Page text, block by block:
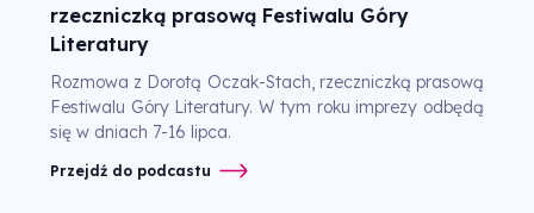
rzeczniczką prasową Festiwalu Góry
Literatury
Rozmowa z Dorotą Oczak-Stach, rzeczniczką prasową
Festiwalu Góry Literatury. W tym roku imprezy odbędą
się w dniach 7-16 lipca.
Przejdź do podcastu